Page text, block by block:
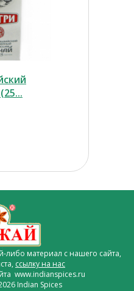
либо материал с нашего сайта,
ссылку на нас
www.indianspices.ru
Indian Spices